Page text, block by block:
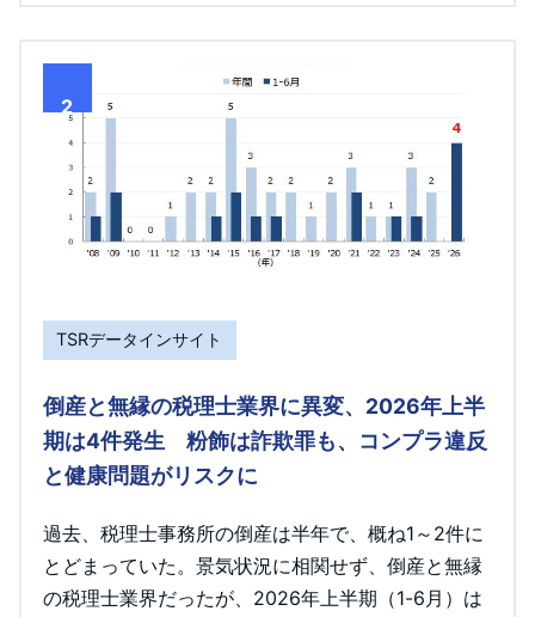
2
TSRデータインサイト
倒産と無縁の税理士業界に異変、2026年上半
期は4件発生 粉飾は詐欺罪も、コンプラ違反
と健康問題がリスクに
過去、税理士事務所の倒産は半年で、概ね1～2件に
とどまっていた。景気状況に相関せず、倒産と無縁
の税理士業界だったが、2026年上半期（1-6月）は